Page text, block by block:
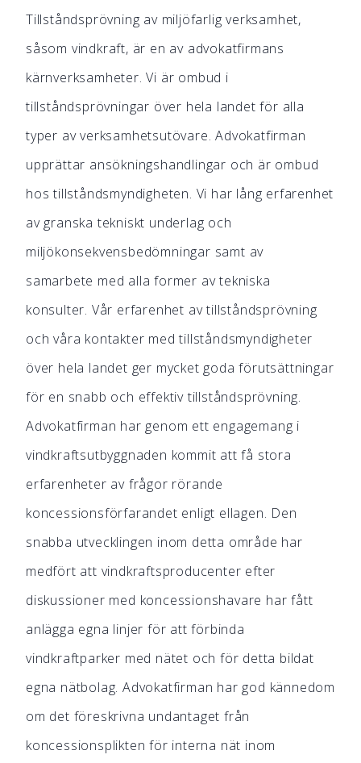
Tillståndsprövning av miljöfarlig verksamhet,
såsom vindkraft, är en av advokatfirmans
kärnverksamheter. Vi är ombud i
tillståndsprövningar över hela landet för alla
typer av verksamhetsutövare. Advokatfirman
upprättar ansökningshandlingar och är ombud
hos tillståndsmyndigheten. Vi har lång erfarenhet
av granska tekniskt underlag och
miljökonsekvensbedömningar samt av
samarbete med alla former av tekniska
konsulter. Vår erfarenhet av tillståndsprövning
och våra kontakter med tillståndsmyndigheter
över hela landet ger mycket goda förutsättningar
för en snabb och effektiv tillståndsprövning.
Advokatfirman har genom ett engagemang i
vindkraftsutbyggnaden kommit att få stora
erfarenheter av frågor rörande
koncessionsförfarandet enligt ellagen. Den
snabba utvecklingen inom detta område har
medfört att vindkraftsproducenter efter
diskussioner med koncessionshavare har fått
anlägga egna linjer för att förbinda
vindkraftparker med nätet och för detta bildat
egna nätbolag. Advokatfirman har god kännedom
om det föreskrivna undantaget från
koncessionsplikten för interna nät inom